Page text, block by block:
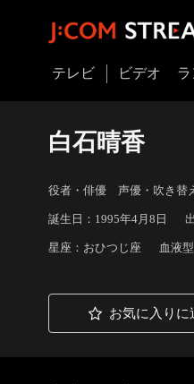
テレビ ビデオ
白石晴香
役者・俳優 声優・吹き替
誕生日：1995年4月8日
星座：おひつじ座 血液
お気に入りに